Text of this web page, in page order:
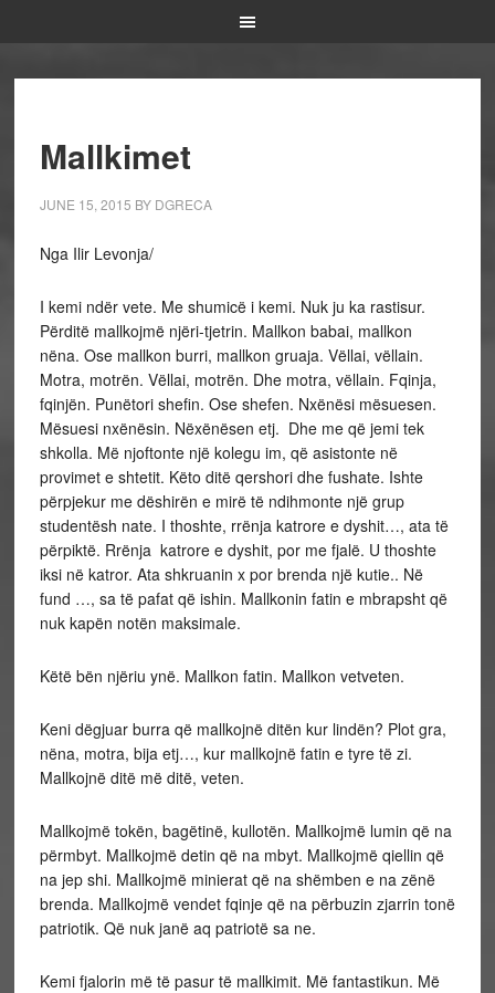
Mallkimet
JUNE 15, 2015 BY DGRECA
Nga Ilir Levonja/
I kemi ndër vete. Me shumicë i kemi. Nuk ju ka rastisur.
Përditë mallkojmë njëri-tjetrin. Mallkon babai, mallkon
nëna. Ose mallkon burri, mallkon gruaja. Vëllai, vëllain.
Motra, motrën. Vëllai, motrën. Dhe motra, vëllain. Fqinja,
fqinjën. Punëtori shefin. Ose shefen. Nxënësi mësuesen.
Mësuesi nxënësin. Nëxënësen etj. Dhe me që jemi tek
shkolla. Më njoftonte një kolegu im, që asistonte në
provimet e shtetit. Këto ditë qershori dhe fushate. Ishte
përpjekur me dëshirën e mirë të ndihmonte një grup
studentësh nate. I thoshte, rrënja katrore e dyshit…, ata të
përpiktë. Rrënja katrore e dyshit, por me fjalë. U thoshte
iksi në katror. Ata shkruanin x por brenda një kutie.. Në
fund …, sa të pafat që ishin. Mallkonin fatin e mbrapsht që
nuk kapën notën maksimale.
Këtë bën njëriu ynë. Mallkon fatin. Mallkon vetveten.
Keni dëgjuar burra që mallkojnë ditën kur lindën? Plot gra,
nëna, motra, bija etj…, kur mallkojnë fatin e tyre të zi.
Mallkojnë ditë më ditë, veten.
Mallkojmë tokën, bagëtinë, kullotën. Mallkojmë lumin që na
përmbyt. Mallkojmë detin që na mbyt. Mallkojmë qiellin që
na jep shi. Mallkojmë minierat që na shëmben e na zënë
brenda. Mallkojmë vendet fqinje që na përbuzin zjarrin tonë
patriotik. Që nuk janë aq patriotë sa ne.
Kemi fjalorin më të pasur të mallkimit. Më fantastikun. Më